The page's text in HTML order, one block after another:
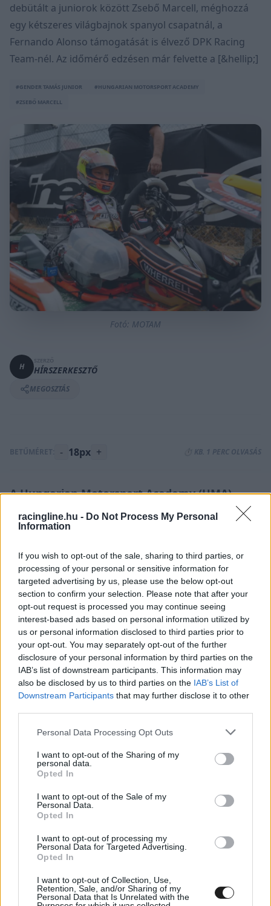
racingline.hu - Do Not Process My Personal
Information
If you wish to opt-out of the sale, sharing to third parties, or
processing of your personal or sensitive information for
targeted advertising by us, please use the below opt-out
section to confirm your selection. Please note that after your
opt-out request is processed you may continue seeing
interest-based ads based on personal information utilized by
us or personal information disclosed to third parties prior to
your opt-out. You may separately opt-out of the further
disclosure of your personal information by third parties on the
IAB’s list of downstream participants. This information may
also be disclosed by us to third parties on the IAB’s List of
Downstream Participants that may further disclose it to other
Please note that this website/app uses one or more Google
not limited to your visit or usage behaviour. You may click to
grant or deny consent to Google and its third-party tags to
use your data for below specified purposes in below Google
consent section.
Personal Data Processing Opt Outs
I want to opt-out of the Sharing of my
personal data.
Opted In
I want to opt-out of the Sale of my
Personal Data.
Opted In
I want to opt-out of processing my
Personal Data for Targeted Advertising.
Opted In
I want to opt-out of Collection, Use,
Retention, Sale, and/or Sharing of my
Personal Data that Is Unrelated with the
debütált a juniorok között Zsebő Marcell, méghozzá
egy kétszeres világbajnok spanyol csapatnál, a
Fernando Alonso támogatását is élvező DPK Racing
Team-nél. Az időmérő edzésen már felvette a [&hellip;]
#GENDER TAMÁS JUNIOR
#HUNGARIAN MOTORSPORT ACADEMY
#ZSEBŐ MARCELL
Fotó: MOTAM
H HÍRSZERKESZTŐ
MEGOSZTÁS
BETŰMÉRET: - 18px + ⏱️ KB. 1 PERC OLVASÁS
A Hungarian Motorsport Academy (HMA)
támogatásával Gender Tamás és Zsebő
Marcell is rajthoz állt az év első WSK
A rangos WSK-sorozat első állomásán, a WSK
Champions Cup-on debütált a juniorok között
Zsebő Marcell, méghozzá egy kétszeres
világbajnok spanyol csapatnál, a Fernando
Alonso támogatását is élvező DPK Racing Team-
nél. Az időmérő edzésen már felvette a
középmezőny tempóját, a pénteki selejtező
futamokon pedig kétszer is a 18. helyen intette
le a kockás zászló. Az elődöntőt a 28.
is nyernie, de a legjobb 36 versenyző közé végül
nem tudta magát kvalifikálni.
Gender Tamás Junior második szezonját kezdte
meg az OK-Junior kategóriában, egy kevésbé
remek teljesítményt nyújtott, minden
bemenetnél javítani tudott a rajtpozícióján, így
az elődöntőt már a 16. helyről várhatta. Innen is
volt feljebb számára, miután az első körben 4